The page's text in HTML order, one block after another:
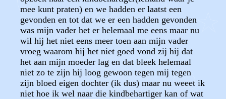
mee kunt praten) en we hadden er laatst een
gevonden en tot dat we er een hadden gevonden
was mijn vader het er helemaal me eens maar nu
wil hij het niet eens meer toen aan mijn vader
vroeg waarom hij het niet goed vond zij hij dat
het aan mijn moeder lag en dat bleek helemaal
niet zo te zijn hij loog gewoon tegen mij tegen
zijn bloed eigen dochter (ik dus) maar nu weeet ik
niet hoe ik wel naar die kindbehartiger kan of wat